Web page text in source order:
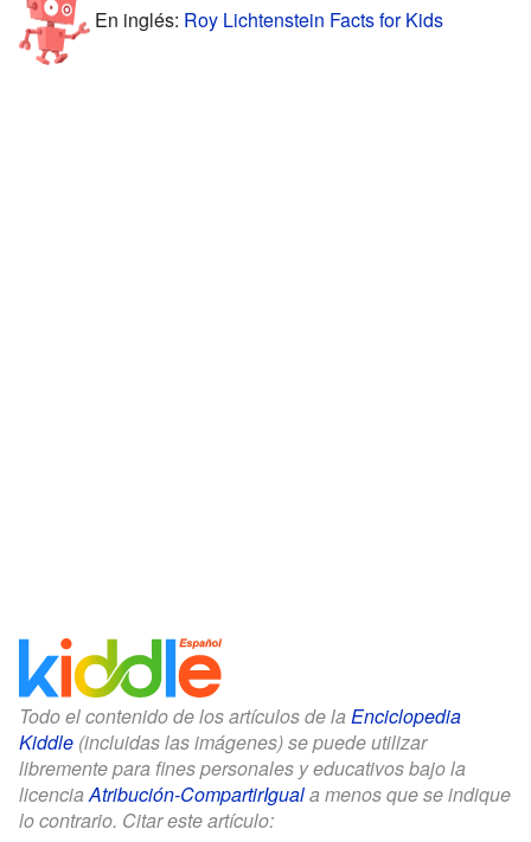
En inglés: Roy Lichtenstein Facts for Kids
Todo el contenido de los artículos de la Enciclopedia
Kiddle (incluidas las imágenes) se puede utilizar
libremente para fines personales y educativos bajo la
licenciaAtribución-CompartirIguala menos que se indique
lo contrario. Citar este artículo: